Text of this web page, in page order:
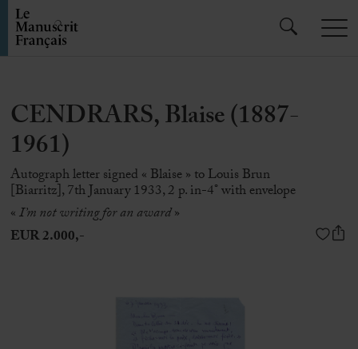
CENDRARS, Blaise (1887-
1961)
Autograph letter signed « Blaise » to Louis Brun
[Biarritz], 7th January 1933, 2 p. in-4° with envelope
«I’m not writing for an award»
EUR 2.000,-